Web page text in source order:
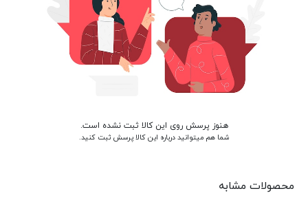
هنوز پرسش روی این کالا ثبت نشده است.
شما هم میتوانید درباره این کالا پرسش ثبت کنید.
محصولات مشابه